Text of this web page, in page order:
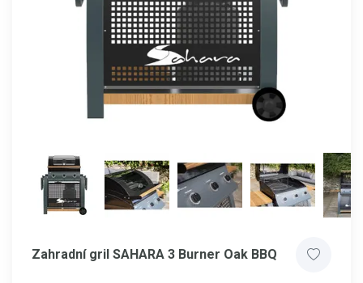
Zahradní gril SAHARA 3 Burner Oak BBQ